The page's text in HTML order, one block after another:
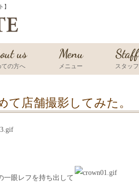
】
us
ての方へ
Menu
メニュー
Staff
スタッフ
て店舗撮影してみた。
一眼レフを持ち出して